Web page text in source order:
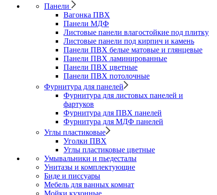
Панели
Вагонка ПВХ
Панели МДФ
Листовые панели влагостойкие под плитку
Листовые панели под кирпич и камень
Панели ПВХ белые матовые и глянцевые
Панели ПВХ ламинированные
Панели ПВХ цветные
Панели ПВХ потолочные
Фурнитура для панелей
Фурнитура для листовых панелей и
фартуков
Фурнитура для ПВХ панелей
Фурнитура для МДФ панелей
Углы пластиковые
Уголки ПВХ
Углы пластиковые цветные
Умывальники и пьедесталы
Унитазы и комплектующие
Биде и писсуары
Мебель для ванных комнат
Мойки кухонные